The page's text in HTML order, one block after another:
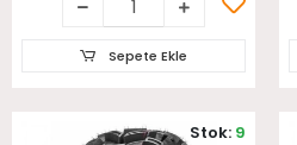
Sepete Ekle
Stok: 9